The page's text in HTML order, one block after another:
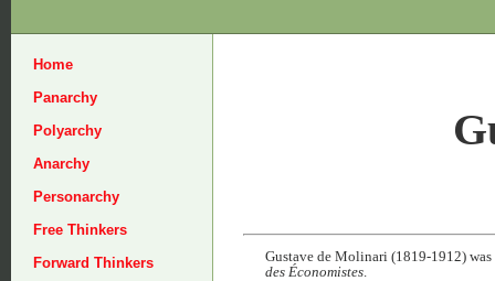
Home
Panarchy
Polyarchy
Anarchy
Personarchy
Free Thinkers
Forward Thinkers
Gustave de Molinari (1819-1912)
des Économistes.